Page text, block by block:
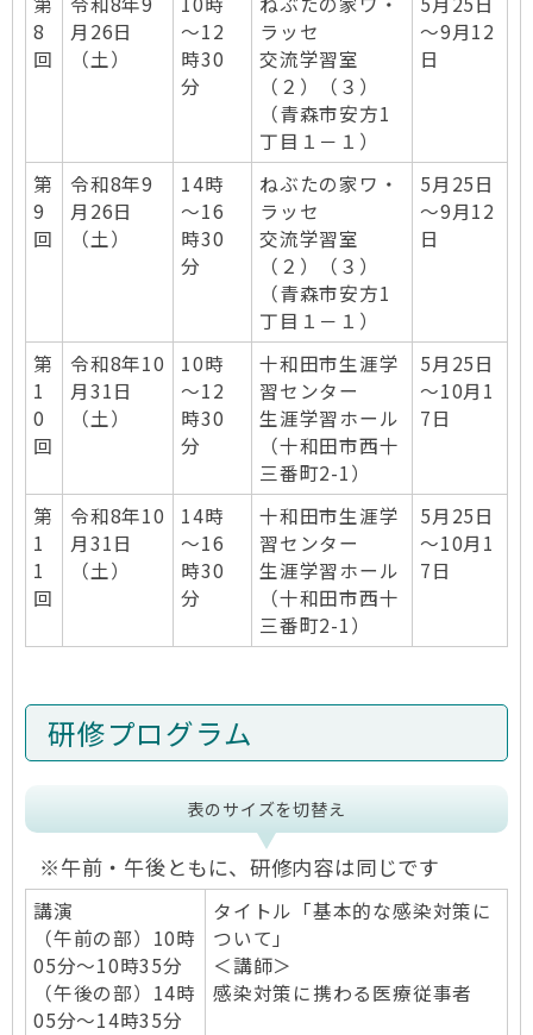
8
回
月26日
（土）
～12
時30
分
ラッセ
交流学習室
（２）（３）
（青森市安方1
丁目１－１）
～9月12
日
第
9
回
令和8年9
月26日
（土）
14時
～16
時30
分
ねぶたの家ワ・
ラッセ
交流学習室
（２）（３）
（青森市安方1
丁目１－１）
5月25日
～9月12
日
第
1
0
回
令和8年10
月31日
（土）
10時
～12
時30
分
十和田市生涯学
習センター
生涯学習ホール
（十和田市西十
三番町2-1）
5月25日
～10月1
7日
第
1
1
回
令和8年10
月31日
（土）
14時
～16
時30
分
十和田市生涯学
習センター
生涯学習ホール
（十和田市西十
三番町2-1）
5月25日
～10月1
7日
研修プログラム
表のサイズを切替え
※午前・午後ともに、研修内容は同じです
講演
（午前の部）10時
05分～10時35分
（午後の部）14時
05分～14時35分
タイトル「基本的な感染対策に
ついて」
＜講師＞
感染対策に携わる医療従事者